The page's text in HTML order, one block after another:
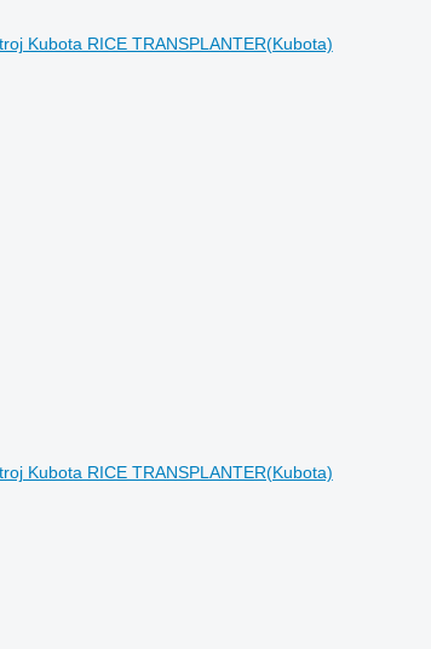
Kubota RICE TRANSPLANTER(Kubota)
Kubota RICE TRANSPLANTER(Kubota)